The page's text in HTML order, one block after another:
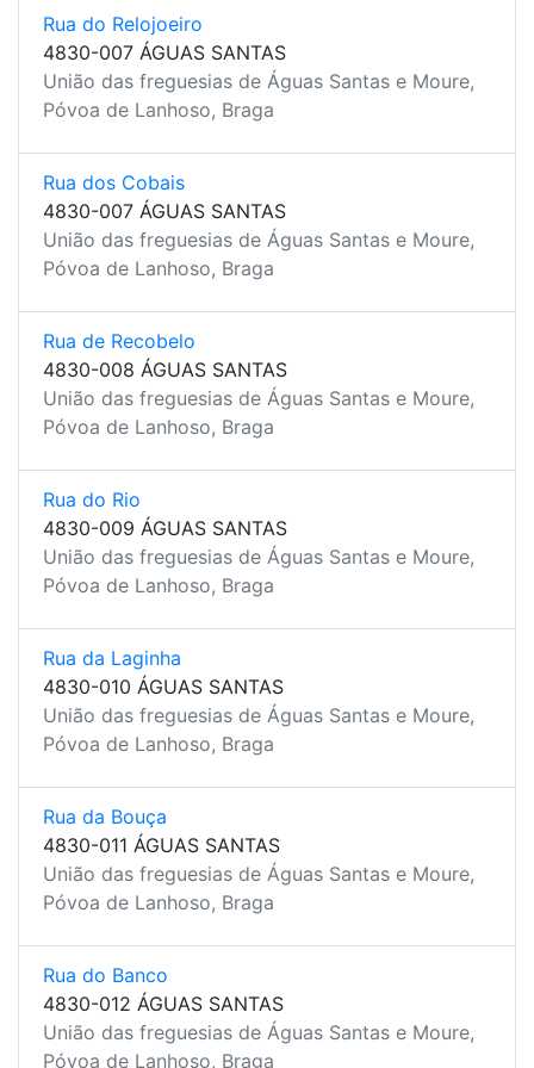
Rua do Relojoeiro
4830-007 ÁGUAS SANTAS
União das freguesias de Águas Santas e Moure,
Póvoa de Lanhoso, Braga
Rua dos Cobais
4830-007 ÁGUAS SANTAS
União das freguesias de Águas Santas e Moure,
Póvoa de Lanhoso, Braga
Rua de Recobelo
4830-008 ÁGUAS SANTAS
União das freguesias de Águas Santas e Moure,
Póvoa de Lanhoso, Braga
Rua do Rio
4830-009 ÁGUAS SANTAS
União das freguesias de Águas Santas e Moure,
Póvoa de Lanhoso, Braga
Rua da Laginha
4830-010 ÁGUAS SANTAS
União das freguesias de Águas Santas e Moure,
Póvoa de Lanhoso, Braga
Rua da Bouça
4830-011 ÁGUAS SANTAS
União das freguesias de Águas Santas e Moure,
Póvoa de Lanhoso, Braga
Rua do Banco
4830-012 ÁGUAS SANTAS
União das freguesias de Águas Santas e Moure,
Póvoa de Lanhoso, Braga